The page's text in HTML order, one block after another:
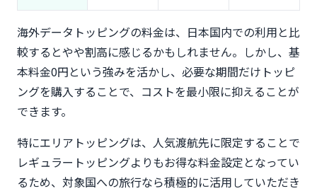
Q3. 通話かけ放題トッピングは海外でも適用され
る？
Q5. データ専用プランでも海外ローミングは使え
る？
Q6. 複数の国を周遊する場合はどのトッピングがお
得？
ポイント
海外データトッピングの料金は、日本国内での利用と比
較するとやや割高に感じるかもしれません。しかし、基
本料金0円という強みを活かし、必要な期間だけトッピ
ングを購入することで、コストを最小限に抑えることが
できます。
特にエリアトッピングは、人気渡航先に限定することで
レギュラートッピングよりもお得な料金設定となってい
るため、対象国への旅行なら積極的に活用していただき